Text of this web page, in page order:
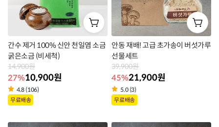
간수 제거 100% 신안 천일염 소금
굵은소금 (비세척)
14,900원
27%10,900원
4.8 (106)
상
무료배송
안동 재배! 고급 초가송이 버섯가루
선물세트
39,900원
45%21,900원
5.0 (3)
상
무료배송